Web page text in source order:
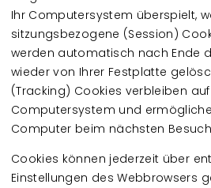
Ihr Computersystem überspielt,
sitzungsbezogene (Session)
werden automatisch nach Ende
wieder von Ihrer Festplatte
(Tracking) Cookies verbleiben
Computersystem und
Computer beim nächsten
Cookies können jederzeit über
Einstellungen des Webbrowsers